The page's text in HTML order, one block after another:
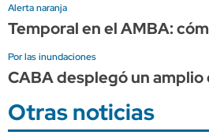
Alerta naranja
Temporal en el AMBA:
Por las inundaciones
CABA desplegó un
Otras noticias